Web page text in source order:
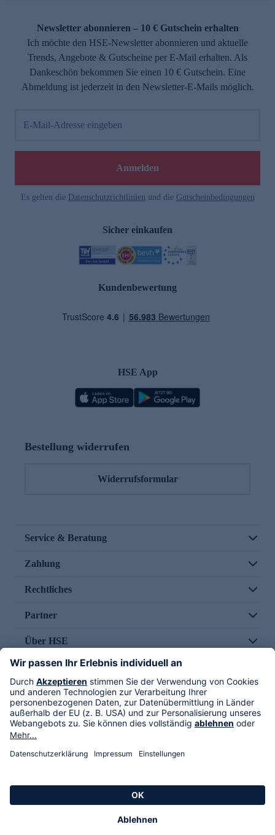
Newsletter abonnieren – 10 € Gutschein erhalten
Ich möchte den HSE-Newsletter abonnieren und aktuelle
Trends, Angebote & Gutscheine per E-Mail erhalten. Als
Dankeschön bekommen Sie einen 10 € Gutschein. Eine
Abmeldung ist jederzeit in den Newsletter-E-Mails möglich.
E-Mail-Adresse eingeben
Anmelden
Es gelten die Datenschutzrichtlinien und die Gutscheinbedingungen
Sicher einkaufen
Kundenbewertung
HSE App
Bestellung widerrufen
Widerrufsformular
Service & Beratung
Zahlung
Rechtliches
Partner
Über HSE
Im TV
HSE International